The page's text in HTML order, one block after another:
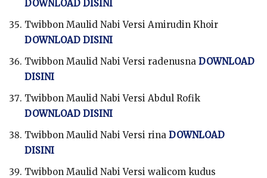
DOWNLOAD DISINI
Twibbon Maulid Nabi Versi Amirudin Khoir
DOWNLOAD DISINI
Twibbon Maulid Nabi Versi radenusna DOWNLOAD
DISINI
Twibbon Maulid Nabi Versi Abdul Rofik
DOWNLOAD DISINI
Twibbon Maulid Nabi Versi rina DOWNLOAD
DISINI
Twibbon Maulid Nabi Versi walicom kudus